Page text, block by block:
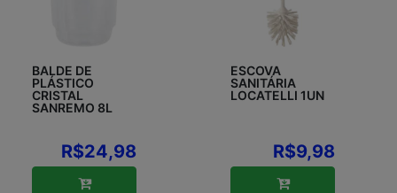
BALDE DE
PLÁSTICO
CRISTAL
SANREMO 8L
R$24,98
ESCOVA
SANITÁRIA
LOCATELLI 1UN
R$9,98